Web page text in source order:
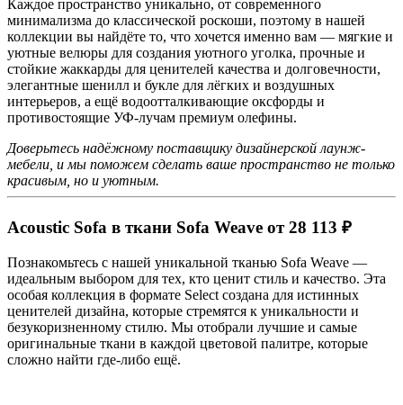
Каждое пространство уникально, от современного
минимализма до классической роскоши, поэтому в нашей
коллекции вы найдёте то, что хочется именно вам — мягкие и
уютные велюры для создания уютного уголка, прочные и
стойкие жаккарды для ценителей качества и долговечности,
элегантные шенилл и букле для лёгких и воздушных
интерьеров, а ещё водоотталкивающие оксфорды и
противостоящие УФ-лучам премиум олефины.
Доверьтесь надёжному поставщику дизайнерской лаунж-
мебели, и мы поможем сделать ваше пространство не только
красивым, но и уютным.
Acoustic Sofa в ткани Sofa Weave от 28 113 ₽
Познакомьтесь с нашей уникальной тканью Sofa Weave —
идеальным выбором для тех, кто ценит стиль и качество. Эта
особая коллекция в формате Select создана для истинных
ценителей дизайна, которые стремятся к уникальности и
безукоризненному стилю. Мы отобрали лучшие и самые
оригинальные ткани в каждой цветовой палитре, которые
сложно найти где-либо ещё.